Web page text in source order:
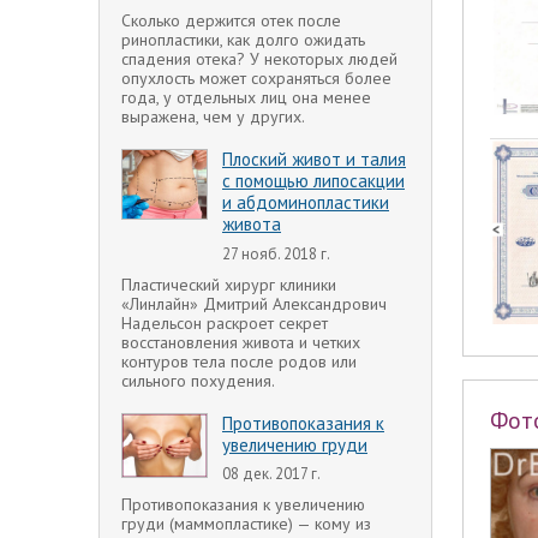
Сколько держится отек после
ринопластики, как долго ожидать
спадения отека? У некоторых людей
опухлость может сохраняться более
года, у отдельных лиц она менее
выражена, чем у других.
Плоский живот и талия
с помощью липосакции
и абдоминопластики
живота
27 нояб. 2018 г.
Пластический хирург клиники
«Линлайн» Дмитрий Александрович
Надельсон раскроет секрет
восстановления живота и четких
контуров тела после родов или
сильного похудения.
Противопоказания к
увеличению груди
08 дек. 2017 г.
Противопоказания к увеличению
груди (маммопластике) — кому из